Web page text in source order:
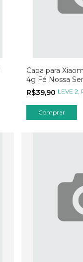
Capa para
4g Fé Nossa
R$39,90 LEVE 2,
Comprar